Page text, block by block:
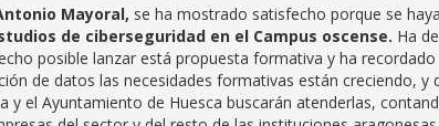
Mayoral, se ha mostrado satisfecho porque se
de ciberseguridad en el Campus oscense. Ha
posible lanzar está propuesta formativa y ha
de datos las necesidades formativas están creciendo,
y el Ayuntamiento de Huesca buscarán atenderlas,